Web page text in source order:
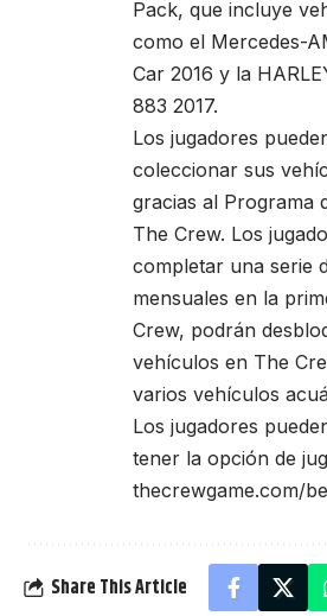
Pack, que incluye
como el Mercedes-
Car 2016 y la
883 2017.
Los jugadores
coleccionar sus
gracias al Programa
The Crew. Los
completar una serie
mensuales en la
Crew, podrán
vehículos en The
varios vehículos
Los jugadores
tener la opción de
thecrewgame.com/
Share This Article